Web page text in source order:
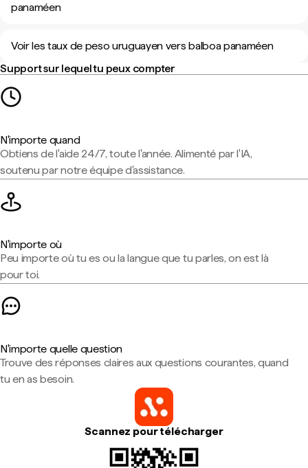
panaméen
Voir les taux de peso uruguayen vers balboa panaméen
Support sur lequel tu peux compter
N'importe quand
Obtiens de l'aide 24/7, toute l'année. Alimenté par l'IA,
soutenu par notre équipe d'assistance.
N'importe où
Peu importe où tu es ou la langue que tu parles, on est là
pour toi.
N'importe quelle question
Trouve des réponses claires aux questions courantes, quand
tu en as besoin.
Scannez pour télécharger